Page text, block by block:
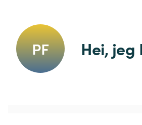
PF Hei, jeg